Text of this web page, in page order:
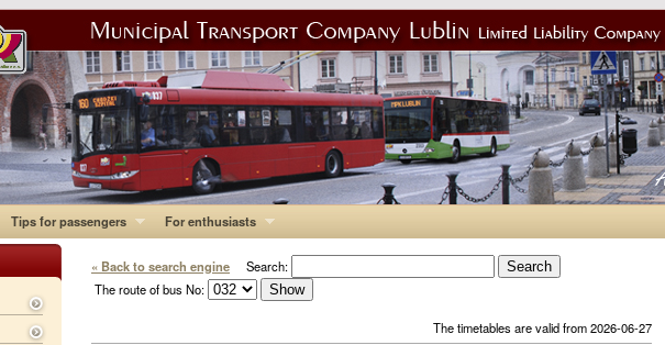
Tips for passengers For enthusiasts
« Back to search engine Search:
The route of bus No:
The timetables are valid from 2026-06-27